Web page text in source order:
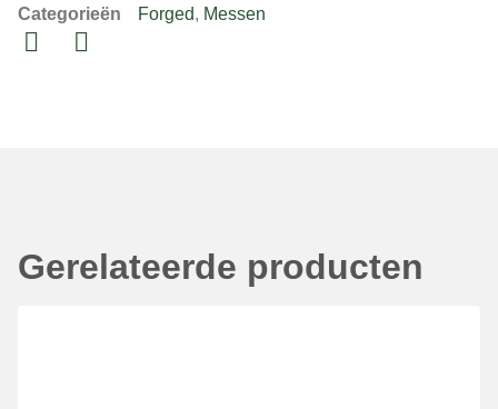
Categorieën Forged, Messen
Gerelateerde producten